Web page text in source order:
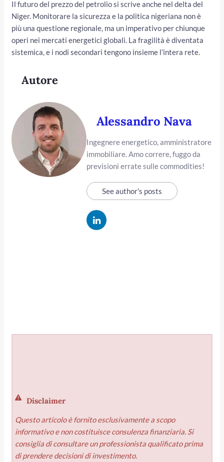
Il futuro del prezzo del petrolio si scrive anche nel delta del
Niger. Monitorare la sicurezza e la politica nigeriana non è
più una questione regionale, ma un imperativo per chiunque
operi nei mercati energetici globali. La fragilità è diventata
sistemica, e i nodi secondari tengono insieme l’intera rete.
Autore
Alessandro Nava
Ingegnere energetico, amministratore
immobiliare. Amo correre, fuggo da
previsioni errate sulle commodities!
See author's posts
Disclaimer
Questo articolo è fornito esclusivamente a scopo
informativo e non costituisce consulenza finanziaria. Si
consiglia di consultare un professionista qualificato prima
di prendere decisioni di investimento.